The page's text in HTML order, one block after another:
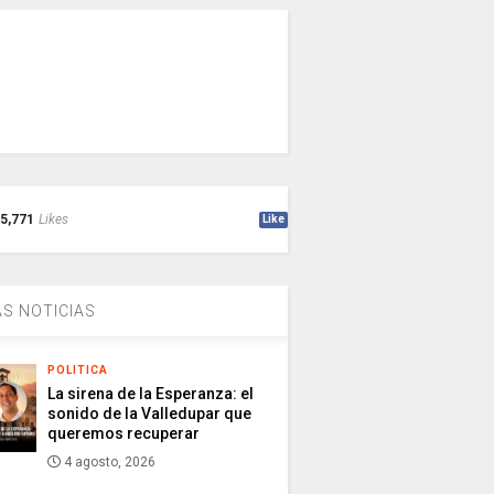
5,771 Likes Like
NOTICIAS
POLITICA
La sirena de la Esperanza: el
sonido de la Valledupar que
queremos recuperar
4 agosto, 2026